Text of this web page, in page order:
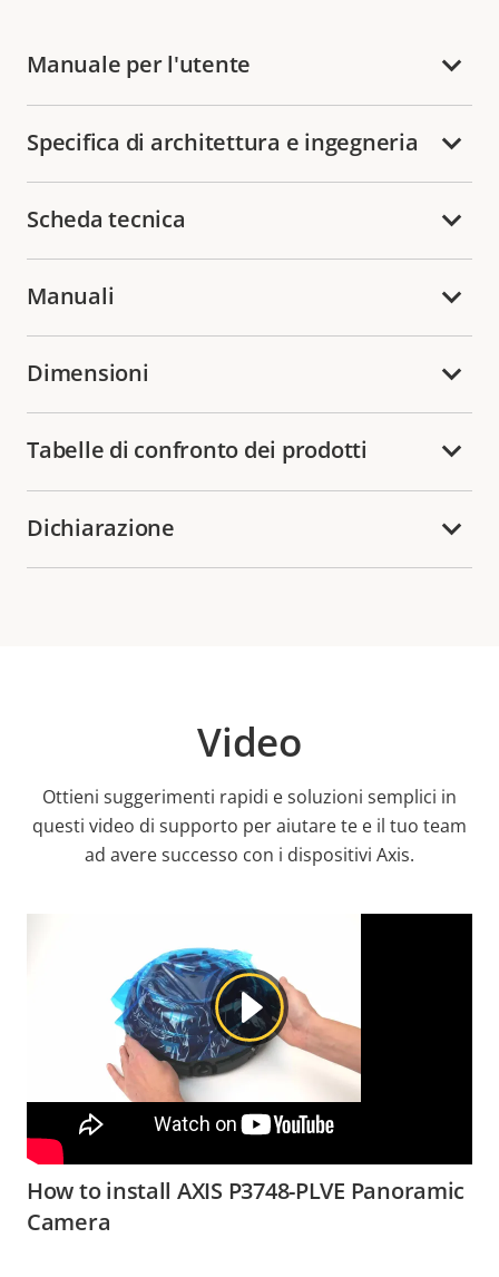
Manuale per l'utente
Specifica di architettura e ingegneria
Scheda tecnica
Manuali
Dimensioni
Tabelle di confronto dei prodotti
Dichiarazione
Video
Ottieni suggerimenti rapidi e soluzioni semplici in
questi video di supporto per aiutare te e il tuo team
ad avere successo con i dispositivi Axis.
How to install AXIS P3748-PLVE Panoramic
Camera